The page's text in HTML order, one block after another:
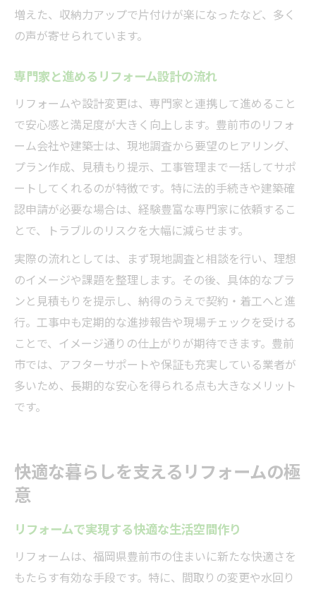
増えた、収納力アップで片付けが楽になったなど、多く
の声が寄せられています。
専門家と進めるリフォーム設計の流れ
リフォームや設計変更は、専門家と連携して進めること
で安心感と満足度が大きく向上します。豊前市のリフォ
ーム会社や建築士は、現地調査から要望のヒアリング、
プラン作成、見積もり提示、工事管理まで一括してサポ
ートしてくれるのが特徴です。特に法的手続きや建築確
認申請が必要な場合は、経験豊富な専門家に依頼するこ
とで、トラブルのリスクを大幅に減らせます。
実際の流れとしては、まず現地調査と相談を行い、理想
のイメージや課題を整理します。その後、具体的なプラ
ンと見積もりを提示し、納得のうえで契約・着工へと進
行。工事中も定期的な進捗報告や現場チェックを受ける
ことで、イメージ通りの仕上がりが期待できます。豊前
市では、アフターサポートや保証も充実している業者が
多いため、長期的な安心を得られる点も大きなメリット
です。
快適な暮らしを支えるリフォームの極
意
リフォームで実現する快適な生活空間作り
リフォームは、福岡県豊前市の住まいに新たな快適さを
もたらす有効な手段です。特に、間取りの変更や水回り